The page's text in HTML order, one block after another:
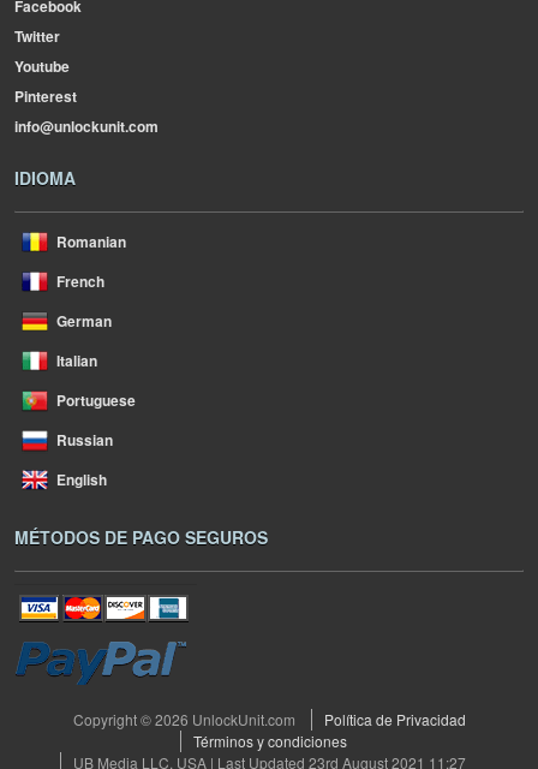
Facebook
Twitter
Youtube
Pinterest
info@unlockunit.com
IDIOMA
Romanian
French
German
Italian
Portuguese
Russian
English
MÉTODOS DE PAGO SEGUROS
Copyright © 2026 UnlockUnit.com
Política de Privacidad
Términos y condiciones
UB Media LLC, USA | Last Updated 23rd August 2021 11:27